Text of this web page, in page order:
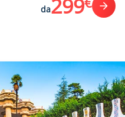
da299